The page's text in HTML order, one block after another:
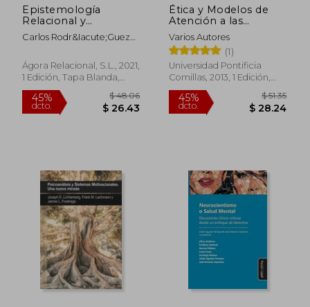
Epistemología
Relacional y
Psicoanálisis
Carlos Rodr&Iacute;Guez
Ágora Relacional, S.L., 2021,
1 Edición, Tapa Blanda,
Nuevo
Ética y Modelos de
Atención a las
Personas con
Trastorno Mental
Grave
Varios Autores
(1)
Universidad Pontificia
Comillas, 2013, 1 Edición,
Tapa Blanda, Nuevo